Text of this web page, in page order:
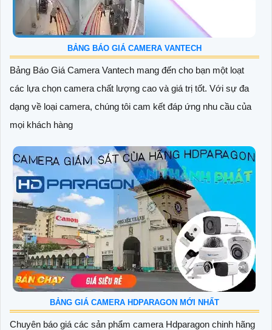
BẢNG BÁO GIÁ CAMERA VANTECH
Bảng Báo Giá Camera Vantech mang đến cho bạn một loạt
các lựa chọn camera chất lượng cao và giá trị tốt. Với sự đa
dạng về loại camera, chúng tôi cam kết đáp ứng nhu cầu của
mọi khách hàng
BẢNG GIÁ CAMERA HDPARAGON MỚI NHẤT
Chuyên báo giá các sản phẩm camera Hdparagon chinh hãng